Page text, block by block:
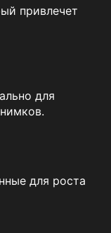
привлечет
для
для роста